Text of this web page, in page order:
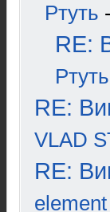
Ртуть
RE:
Ртуть
RE:
VLAD
RE:
element